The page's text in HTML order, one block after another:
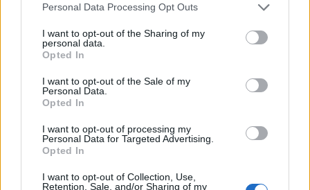
Personal Data Processing Opt Outs
I want to opt-out of the Sharing of my
personal data.
Opted In
I want to opt-out of the Sale of my
Personal Data.
Opted In
I want to opt-out of processing my
Personal Data for Targeted Advertising.
Opted In
I want to opt-out of Collection, Use,
Retention, Sale, and/or Sharing of my
Az ideális páratartalom